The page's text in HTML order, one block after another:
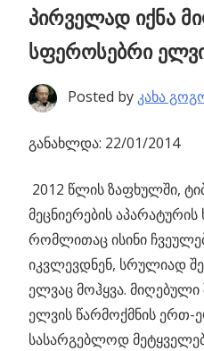
პირველად იქნა
სფეროსებრი
Posted by კახა
განახლდა: 22/01/2014
2012 წლის ზაფხულში,
მეცნიერების აპარატურის
რომლითაც ისინი
იკვლევდნენ, სრულიად
ელვაც მოჰყვა.
ელვის წარმოქმნის ერთ-
სასარგებლოდ